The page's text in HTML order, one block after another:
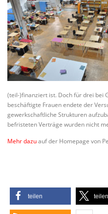
(teil-)finanziert ist. Doch für drei bei
beschäftigte Frauen endete der
gewerkschaftliche Strukturen
befristeten Verträge wurden nicht
Mehr dazuauf der Homepage von
teilen teilen